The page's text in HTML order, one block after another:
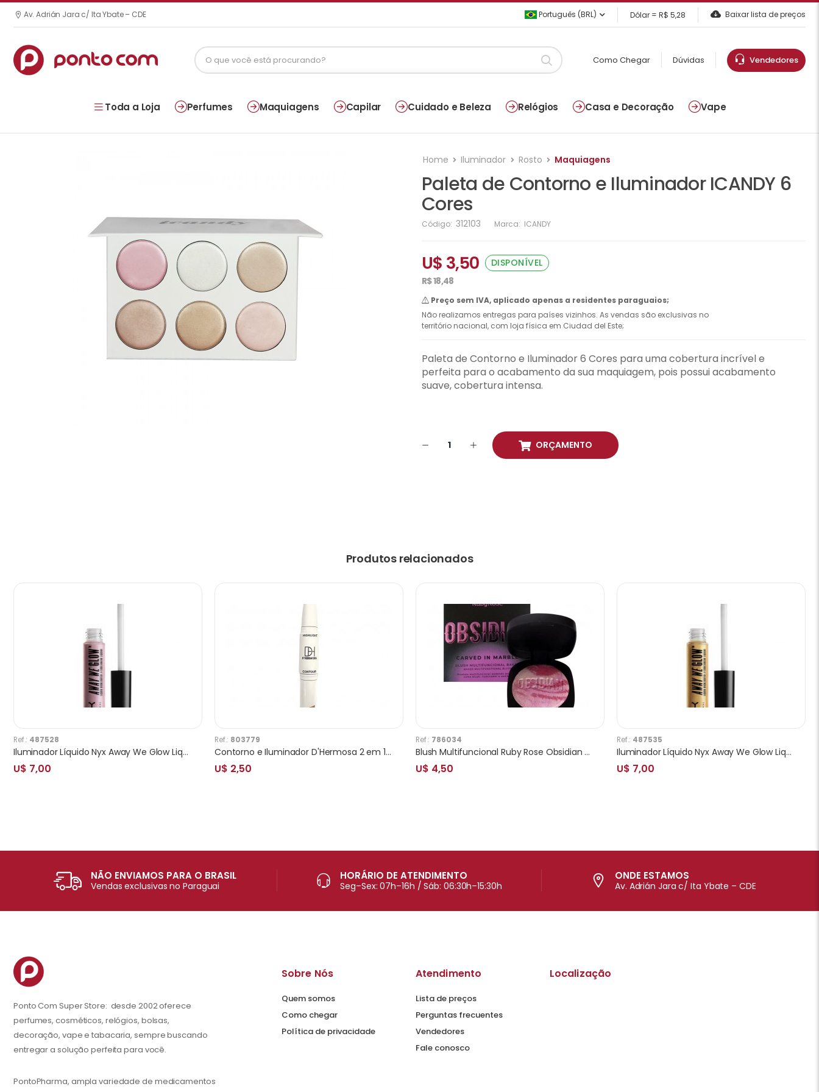
Av. Adrián Jara c/ Ita Ybate – CDE Português (BRL) Dólar = R$ 5,28 Baixar lista de preços
Como Chegar Dúvidas Vendedores
Toda a Loja Perfumes Maquiagens Capilar Cuidado e Beleza Relógios Casa e Decoração Vape
Home Iluminador Rosto Maquiagens
Paleta de Contorno e Iluminador ICANDY 6
Cores
Código: 312103 Marca: ICANDY
U$ 3,50
DISPONÍVEL
R$ 18,48
Preço sem IVA, aplicado apenas a residentes paraguaios;
Não realizamos entregas para países vizinhos. As vendas são exclusivas no
território nacional, com loja física em Ciudad del Este;
Paleta de Contorno e Iluminador 6 Cores para uma cobertura incrível e
perfeita para o acabamento da sua maquiagem, pois possui acabamento
suave, cobertura intensa.
ORÇAMENTO
Produtos relacionados
Ref.: 487528
Iluminador Líquido Nyx Away We Glow Liquid Highlighter State Of Flux AWG02
U$ 7,00
Ref.: 803779
Contorno e Iluminador D'Hermosa 2 em 1 HX076
U$ 2,50
Ref.: 786034
Blush Multifuncional Ruby Rose Obsidian Carved In Marble HB-1002-2
U$ 4,50
Ref.: 487535
Iluminador Líquido Nyx Away We Glow Liquid Highlighter Golden Hour AWG03
U$ 7,00
NÃO ENVIAMOS PARA O BRASIL
Vendas exclusivas no Paraguai
HORÁRIO DE ATENDIMENTO
Seg–Sex: 07h–16h / Sáb: 06:30h–15:30h
ONDE ESTAMOS
Av. Adrián Jara c/ Ita Ybate – CDE
Ponto Com Super Store: desde 2002 oferece
perfumes, cosméticos, relógios, bolsas,
decoração, vape e tabacaria, sempre buscando
entregar a solução perfeita para você.
PontoPharma, ampla variedade de medicamentos
Sobre Nós
Quem somos
Como chegar
Política de privacidade
Atendimento
Lista de preços
Perguntas frecuentes
Vendedores
Fale conosco
Localização